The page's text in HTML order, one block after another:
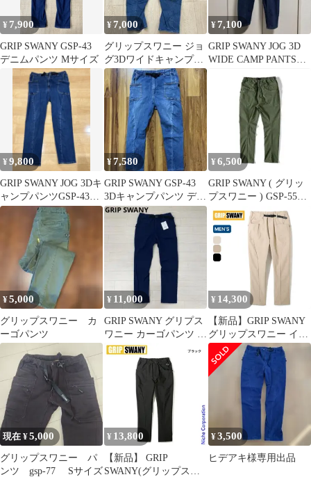
¥ 7,900
GRIP SWANY GSP-43
デニムパンツ Mサイズ
¥7,000
グリップスワニー ジョ
グ3Dワイドキャンプパ
ンツ ライトインディゴ
S
¥7,100
GRIP SWANY JOG 3D
WIDE CAMP PANTS
¥9,800
GRIP SWANY JOG 3Dキ
ャンプパンツGSP-43V
インディゴ XL
¥7,580
GRIP SWANY GSP-43
3Dキャンプパンツ デニ
ムストレッチ M
¥ 6,500
GRIP SWANY ( グリッ
プスワニー ) GSP-55
JOG カーゴ
¥5,000
グリップスワニー カ
ーゴパンツ
¥ 11,000
GRIP SWANY グリプス
ワニー カーゴパンツ キ
ャンプパンツ ネイビー
¥ 14,300
【新品】GRIP SWANY
グリップスワニー イー
ジージョグ3Dキャンプ
パンツ GSMP-144
現在 ¥5,000
グリップスワニー パ
ンツ gsp-77 Sサイズ
¥ 13,800
【新品】 GRIP
SWANY(グリップスワ
¥3,500
ヒデアキ様専用出品